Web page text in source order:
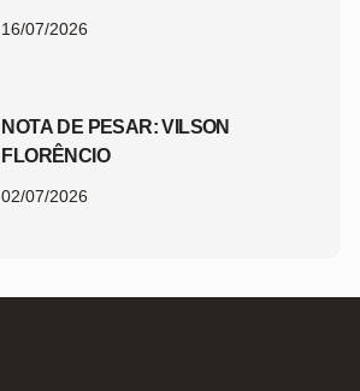
16/07/2026
NOTA DE PESAR: VILSON
FLORÊNCIO
02/07/2026